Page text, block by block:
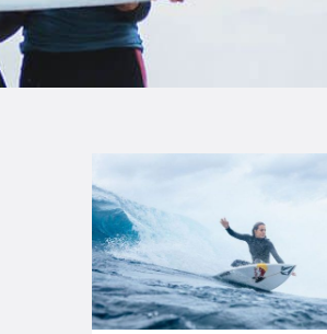
TIENDA FAMILY SURFERS
WEBCAM SALINAS
PEDIDOS